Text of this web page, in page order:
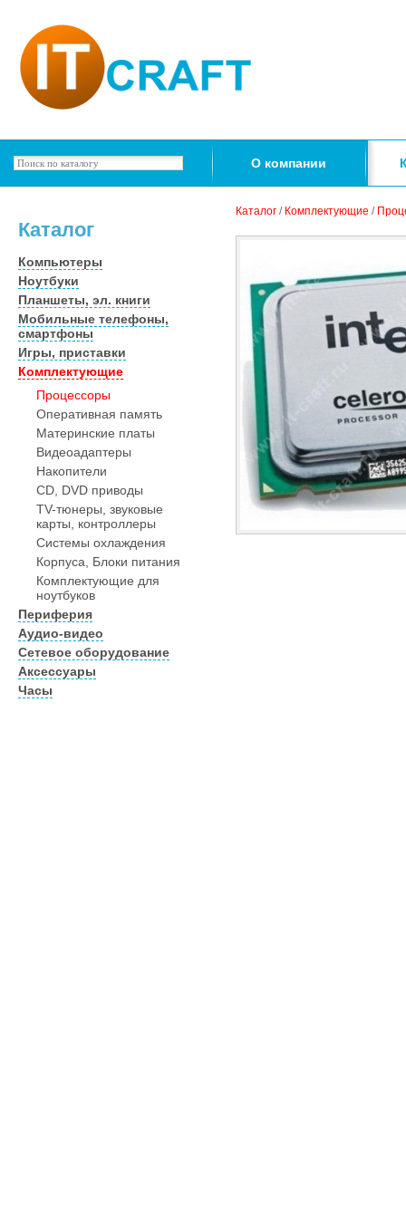
О компании
Каталог
Компьютеры
Ноутбуки
Планшеты, эл. книги
Мобильные телефоны,
смартфоны
Игры, приставки
Комплектующие
Процессоры
Оперативная память
Материнские платы
Видеоадаптеры
Накопители
CD, DVD приводы
TV-тюнеры, звуковые
карты, контроллеры
Системы охлаждения
Корпуса, Блоки питания
Комплектующие для
ноутбуков
Периферия
Аудио-видео
Сетевое оборудование
Аксессуары
Часы
Каталог / Комплектующие /